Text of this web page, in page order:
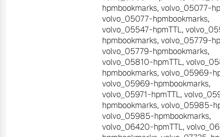
hpmbookmarks,volvo_05077-
volvo_05077-hpmbookmarks,
volvo_05547-hpmTTL,
hpmbookmarks,volvo_05779-
volvo_05779-hpmbookmarks,
volvo_05810-hpmTTL,
hpmbookmarks,volvo_05969-
volvo_05969-hpmbookmarks,
volvo_05971-hpmTTL,
hpmbookmarks,volvo_05985-
volvo_05985-hpmbookmarks,
volvo_06420-hpmTTL,